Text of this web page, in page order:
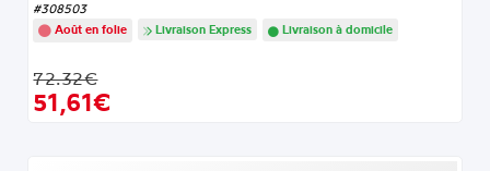
#308503
Août en folie
Livraison Express Livraison à domicile
72.32€
51,61€